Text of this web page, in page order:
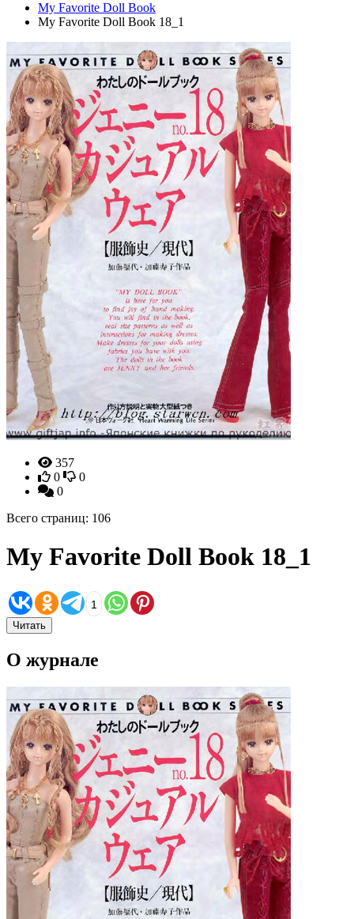
My Favorite Doll Book
My Favorite Doll Book 18_1
357
0
0
0
Всего страниц: 106
My Favorite Doll Book 18_1
1
Читать
О журнале